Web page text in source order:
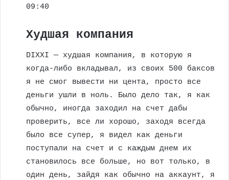
09:40
Худшая компания
DIXXI — худшая компания, в которую я
когда-либо вкладывал, из своих 500 баксов
я не смог вывести ни цента, просто все
деньги ушли в ноль. Было дело так, я как
обычно, иногда заходил на счет дабы
проверить, все ли хорошо, заходя всегда
было все супер, я видел как деньги
поступали на счет и с каждым днем их
становилось все больше, но вот только, в
один день, зайдя как обычно на аккаунт, я